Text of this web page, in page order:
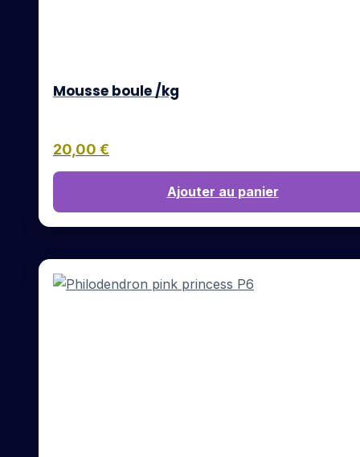
Mousse boule /kg
20,00 €
Ajouter au panier